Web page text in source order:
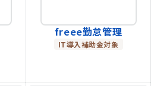
freee勤怠管理
IT導入補助金対象